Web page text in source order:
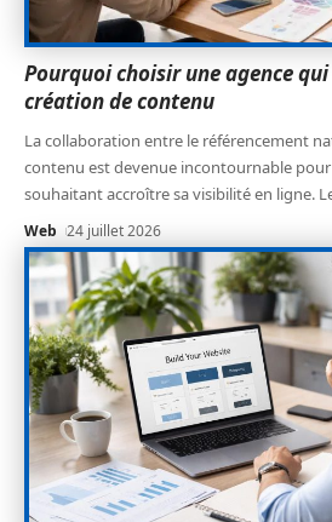
Pourquoi choisir une agence qui
création de contenu
La collaboration entre le référencement
contenu est devenue incontournable
souhaitant accroître sa visibilité en ligne.
Web 24 juillet 2026